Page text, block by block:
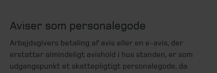
Aviser som personalegode
Arbejdsgivers betaling af avis eller en e-avis, der
erstatter almindeligt avishold i hus standen, er som
udgangspunkt et skattepligtigt personalegode, da